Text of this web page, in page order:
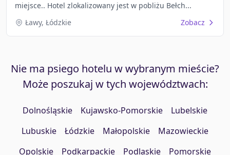
miejsce.. Hotel zlokalizowany jest w pobliżu Bełch...
Ławy, Łódzkie
Zobacz
Nie ma psiego hotelu w wybranym mieście?
Może poszukaj w tych województwach:
Dolnośląskie Kujawsko-Pomorskie
Lubelskie
Lubuskie
Łódzkie Małopolskie
Mazowieckie
Opolskie
Podkarpackie Podlaskie Pomorskie